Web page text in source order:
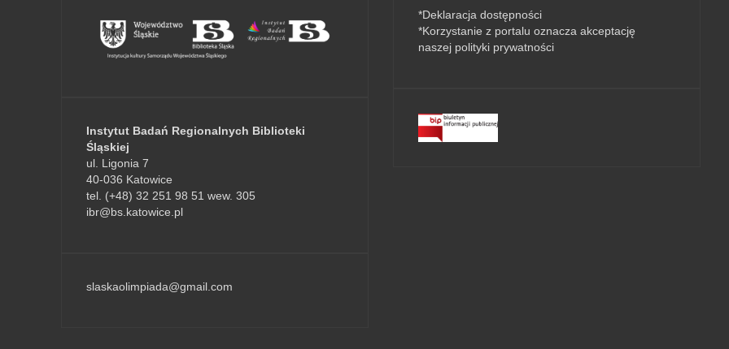
Instytut Badań Regionalnych Biblioteki
Śląskiej
ul. Ligonia 7
40-036 Katowice
tel. (+48) 32 251 98 51 wew. 305
ibr@bs.katowice.pl
slaskaolimpiada@gmail.com
*Deklaracja dostępności
*Korzystanie z portalu oznacza akceptację
naszej polityki prywatności